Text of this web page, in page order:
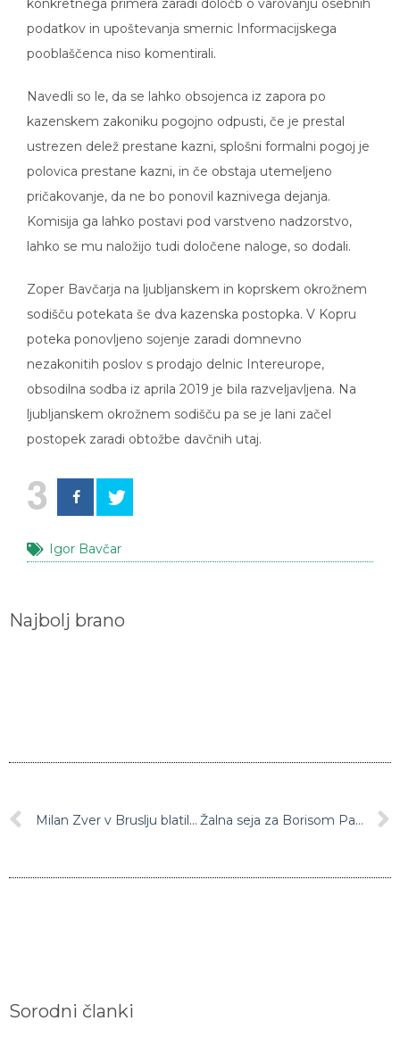
konkretnega primera zaradi določb o varovanju osebnih
podatkov in upoštevanja smernic Informacijskega
pooblaščenca niso komentirali.
Navedli so le, da se lahko obsojenca iz zapora po
kazenskem zakoniku pogojno odpusti, če je prestal
ustrezen delež prestane kazni, splošni formalni pogoj je
polovica prestane kazni, in če obstaja utemeljeno
pričakovanje, da ne bo ponovil kaznivega dejanja.
Komisija ga lahko postavi pod varstveno nadzorstvo,
lahko se mu naložijo tudi določene naloge, so dodali.
Zoper Bavčarja na ljubljanskem in koprskem okrožnem
sodišču potekata še dva kazenska postopka. V Kopru
poteka ponovljeno sojenje zaradi domnevno
nezakonitih poslov s prodajo delnic Intereurope,
obsodilna sodba iz aprila 2019 je bila razveljavljena. Na
ljubljanskem okrožnem sodišču pa se je lani začel
postopek zaradi obtožbe davčnih utaj.
3
Igor Bavčar
Najbolj brano
Milan Zver v Bruslju blatil Slovenijo, na prste mu je stopila Ljudmila Novak Žalna seja za Borisom Pahorjem bo v tržaškem Narodnem domu, znano tudi, kdaj bo zadnje slovo
Sorodni članki